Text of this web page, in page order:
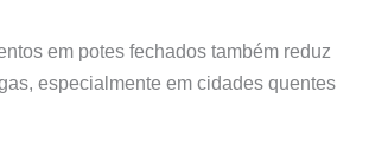
em potes fechados também reduz
especialmente em cidades quentes